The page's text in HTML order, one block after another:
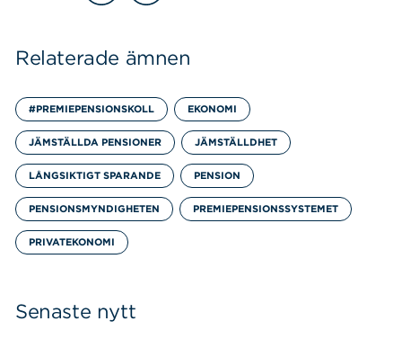
Relaterade ämnen
#PREMIEPENSIONSKOLL EKONOMI
JÄMSTÄLLDA PENSIONER JÄMSTÄLLDHET
LÅNGSIKTIGT SPARANDE PENSION
PENSIONSMYNDIGHETEN PREMIEPENSIONSSYSTEMET
PRIVATEKONOMI
Senaste nytt
Sök på sidan:Sök
efter: